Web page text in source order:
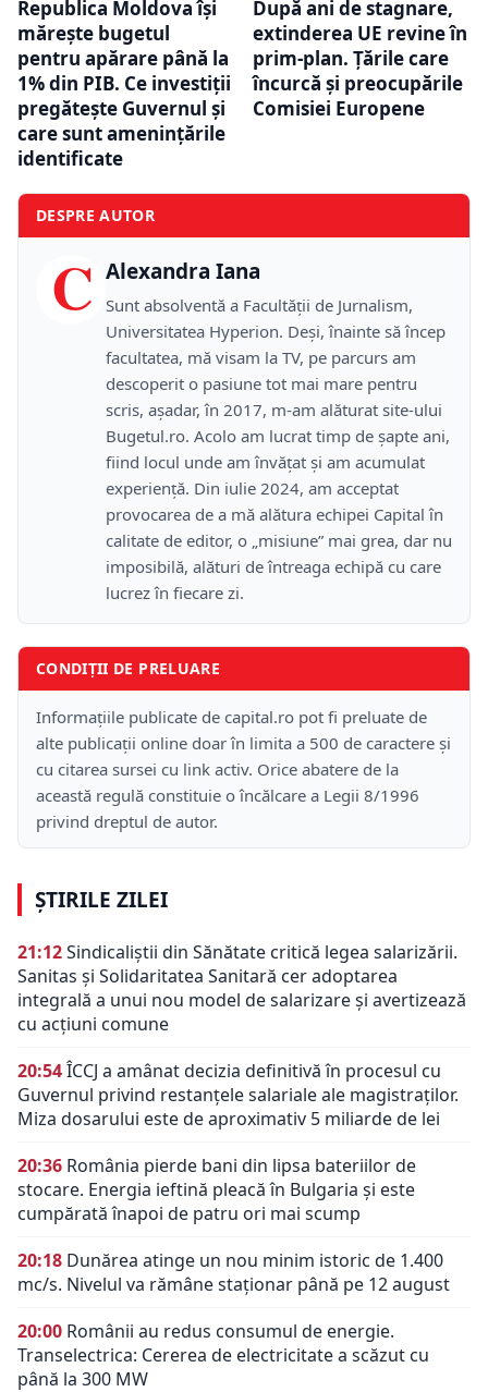
Republica Moldova își
mărește bugetul
pentru apărare până la
1% din PIB. Ce investiții
pregătește Guvernul și
care sunt amenințările
identificate
După ani de stagnare,
extinderea UE revine în
prim-plan. Țările care
încurcă și preocupările
Comisiei Europene
DESPRE AUTOR
C Alexandra Iana
Sunt absolventă a Facultății de Jurnalism,
Universitatea Hyperion. Deși, înainte să încep
facultatea, mă visam la TV, pe parcurs am
descoperit o pasiune tot mai mare pentru
scris, așadar, în 2017, m-am alăturat site-ului
Bugetul.ro. Acolo am lucrat timp de șapte ani,
fiind locul unde am învățat și am acumulat
experiență. Din iulie 2024, am acceptat
provocarea de a mă alătura echipei Capital în
calitate de editor, o „misiune” mai grea, dar nu
imposibilă, alături de întreaga echipă cu care
lucrez în fiecare zi.
CONDIȚII DE PRELUARE
Informațiile publicate de capital.ro pot fi preluate de
alte publicații online doar în limita a 500 de caractere și
cu citarea sursei cu link activ. Orice abatere de la
această regulă constituie o încălcare a Legii 8/1996
privind dreptul de autor.
ȘTIRILE ZILEI
21:12Sindicaliștii din Sănătate critică legea salarizării.
Sanitas și Solidaritatea Sanitară cer adoptarea
integrală a unui nou model de salarizare și avertizează
cu acțiuni comune
20:54ÎCCJ a amânat decizia definitivă în procesul cu
Guvernul privind restanțele salariale ale magistraților.
Miza dosarului este de aproximativ 5 miliarde de lei
20:36 România pierde bani din lipsa bateriilor de
stocare. Energia ieftină pleacă în Bulgaria și este
cumpărată înapoi de patru ori mai scump
20:18 Dunărea atinge un nou minim istoric de 1.400
mc/s. Nivelul va rămâne staționar până pe 12 august
20:00 Românii au redus consumul de energie.
Transelectrica: Cererea de electricitate a scăzut cu
până la 300 MW